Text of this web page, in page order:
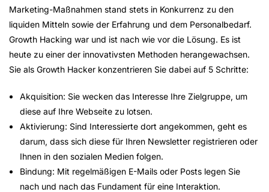
Marketing-Maßnahmen stand stets in Konkurrenz zu den
liquiden Mitteln sowie der Erfahrung und dem Personalbedarf.
Growth Hacking war und ist nach wie vor die Lösung. Es ist
heute zu einer der innovativsten Methoden herangewachsen.
Sie als Growth Hacker konzentrieren Sie dabei auf 5 Schritte:
Akquisition: Sie wecken das Interesse Ihre Zielgruppe, um
diese auf Ihre Webseite zu lotsen.
Aktivierung: Sind Interessierte dort angekommen, geht es
darum, dass sich diese für Ihren Newsletter registrieren oder
Ihnen in den sozialen Medien folgen.
Bindung: Mit regelmäßigen E-Mails oder Posts legen Sie
nach und nach das Fundament für eine Interaktion.